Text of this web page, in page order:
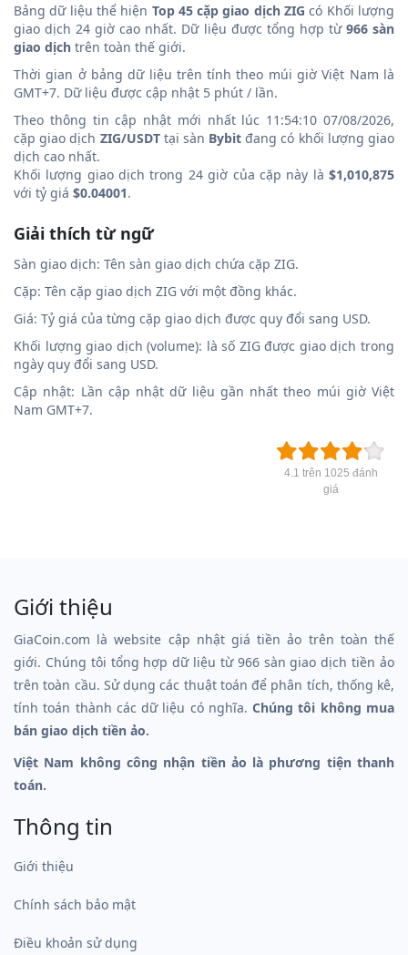
Bảng dữ liệu thể hiện Top 45 cặp giao dịch ZIG có Khối lượng
giao dịch 24 giờ cao nhất. Dữ liệu được tổng hợp từ 966 sàn
giao dịch trên toàn thế giới.
Thời gian ở bảng dữ liệu trên tính theo múi giờ Việt Nam là
GMT+7. Dữ liệu được cập nhật 5 phút / lần.
Theo thông tin cập nhật mới nhất lúc 11:54:10 07/08/2026,
cặp giao dịch ZIG/USDTtại sàn Bybit đang có khối lượng giao
dịch cao nhất.
Khối lượng giao dịch trong 24 giờ của cặp này là $1,010,875
với tỷ giá $0.04001.
Giải thích từ ngữ
Sàn giao dịch: Tên sàn giao dịch chứa cặp ZIG.
Cặp: Tên cặp giao dịch ZIG với một đồng khác.
Giá: Tỷ giá của từng cặp giao dịch được quy đổi sang USD.
Khối lượng giao dịch (volume): là số ZIG được giao dịch trong
ngày quy đổi sang USD.
Cập nhật: Lần cập nhật dữ liệu gần nhất theo múi giờ Việt
Nam GMT+7.
4.1 trên 1025 đánh
giá
Giới thiệu
GiaCoin.com là website cập nhật giá tiền ảo trên toàn thế
giới. Chúng tôi tổng hợp dữ liệu từ 966 sàn giao dịch tiền ảo
trên toàn cầu. Sử dụng các thuật toán để phân tích, thống kê,
tính toán thành các dữ liệu có nghĩa.Chúng tôi không mua
bán giao dịch tiền ảo.
Việt Nam không công nhận tiền ảo là phương tiện thanh
toán.
Thông tin
Giới thiệu
Chính sách bảo mật
Điều khoản sử dụng